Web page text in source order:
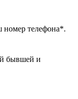
номер телефона*.
бывшей и